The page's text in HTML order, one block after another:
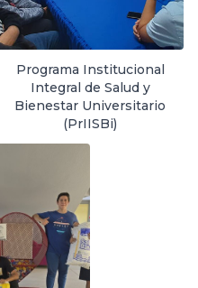
Programa Institucional
Integral de Salud y
Bienestar Universitario
(PrIISBi)